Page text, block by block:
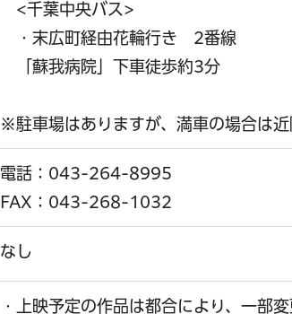
<千葉中央バス>
・末広町経由花輪行き 2番線
「蘇我病院」下車徒歩約3分
※駐車場はありますが、満車の場合は
電話：043-264-8995
FAX：043-268-1032
なし
・上映予定の作品は都合により、一部